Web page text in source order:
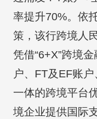
率提升70%。依
策，该行跨境人
凭借“6+X”跨境
户、FT及EF账
一体的跨境平台
境企业提供国际